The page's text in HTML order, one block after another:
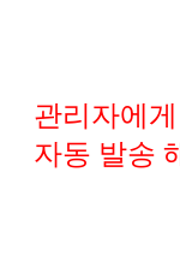
관리자에
자동 발송